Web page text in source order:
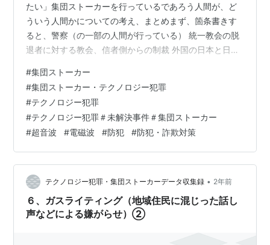
たい」集団ストーカーを行っているであろう人間が、ど
ういう人間かについての考え、まとめまず、箇条書きす
ると、警察（の一部の人間が行っている） 統一教会の脱
退者に対する教会、信者側からの制裁 外国の日本と日本
下、下っ端 復讐代行業者とその下働き（闇バイト） 不
良、半グレ、悪さをした金持ちのボンボンなどが挙げら
れそうです。これらについては、地域性によってどれか
であり、一つの存在によって国内の全ての集団ストーカ
ー犯罪が行われているわけではない、と考えます。なの
で、かたくなに「こういう連中が行ってい…
#集団ストーカー
#集団ストーカー・テクノロジー犯罪
#テクノロジー犯罪
#テクノロジー犯罪＃未解決事件＃集団ストーカー
#超音波 #電磁波 #防犯 #防犯・詐欺対策
テクノロジー犯罪・集団ストーカーデータ収集録 • 2年前
６、ガスライティング（地域住民に混じった話し
声などによる嫌がらせ）②